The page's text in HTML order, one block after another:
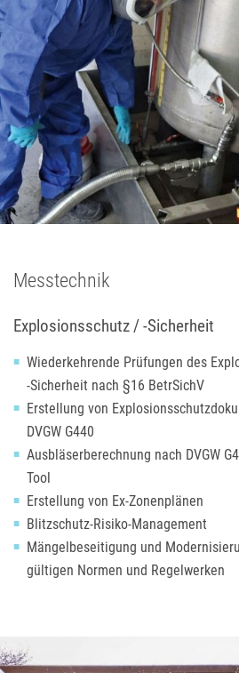
Messtechnik
Explosionsschutz / -Sicherheit
Wiederkehrende Prüfungen des
-Sicherheit nach §16 BetrSichV
Erstellung von
DVGW G440
Ausbläserberechnung nach DVGW
Tool
Erstellung von Ex-Zonenplänen
Blitzschutz-Risiko-Management
Mängelbeseitigung und
gültigen Normen und Regelwerken